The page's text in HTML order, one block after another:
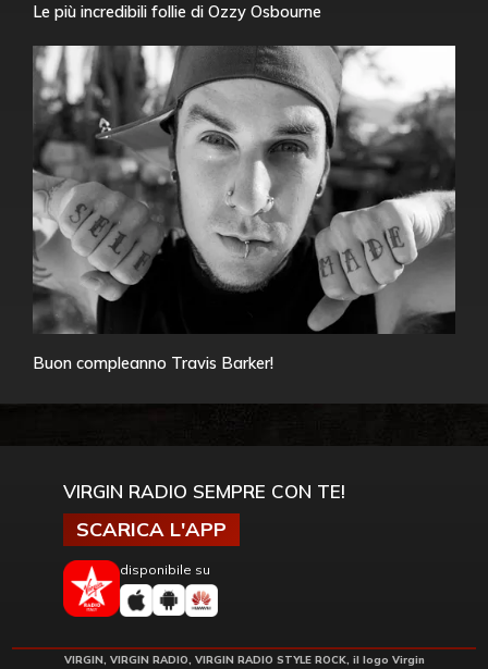
Le più incredibili follie di Ozzy Osbourne
Buon compleanno Travis Barker!
VIRGIN RADIO SEMPRE CON TE!
SCARICA L'APP
disponibile su
VIRGIN, VIRGIN RADIO, VIRGIN RADIO STYLE ROCK, il logo Virgin